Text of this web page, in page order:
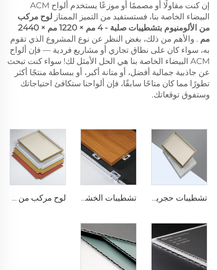
إن كنت مقاولًا أو مصممًا أو موزعًا يستخدم ألواح ACM
البيضاء الخاصة بنا، فستستفيد من التميز الممتاز لوح مركب
من الألومنيوم بتشطيبات صلبة - 4 مم × 1220 مم × 2440
مم . والأهم من ذلك، بغض النظر عن نوع المشروع الذي تقوم
به، سواء كان على نطاق تجاري أو مشاريع فردية — فإن ألواح
ACM البيضاء الخاصة بنا هي الحل الأمثل لك! سواء كنت تبحث
عن جاذبية جمالية أفضل، أو متانة أكبر، أو ببساطة منتجًا أكثر
تطورًا مما كان متاحًا سابقًا، فإن ألواحنا ستكافئ احتياجاتك
وستفوق توقعاتك.
تشطيبات حجرية ACP - 4 مم × 1220 مم × 2440 مم تشطيبات الخشب acp لوح مركب - 4 مم × 1220 مم × 2440 مم لوح مركب من الألومنيوم بسماكة 4 مم - 4 مم 1220 مم × 2440 مم (122 سم × 244 سم)